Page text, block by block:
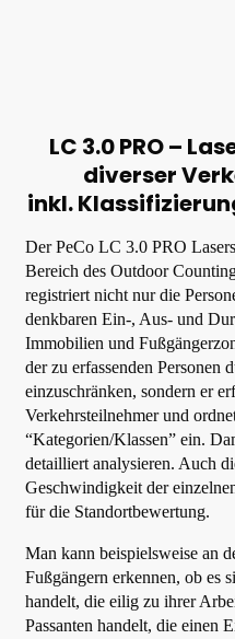
LC 3.0 PRO–
diverser
inkl.
Der PeCo LC 3.0 PRO
Bereich des Outdoor
registriert nicht nur die
denkbaren Ein-, Aus- und
Immobilien und
der zu erfassenden Personen
einzuschränken, sondern er
Verkehrsteilnehmer und
“Kategorien/Klassen” ein.
detailliert analysieren. Auch
Geschwindigkeit der
für die Standortbewertung.
Man kann beispielsweise an
Fußgängern erkennen, ob es
handelt, die eilig zu ihrer
Passanten handelt, die einen